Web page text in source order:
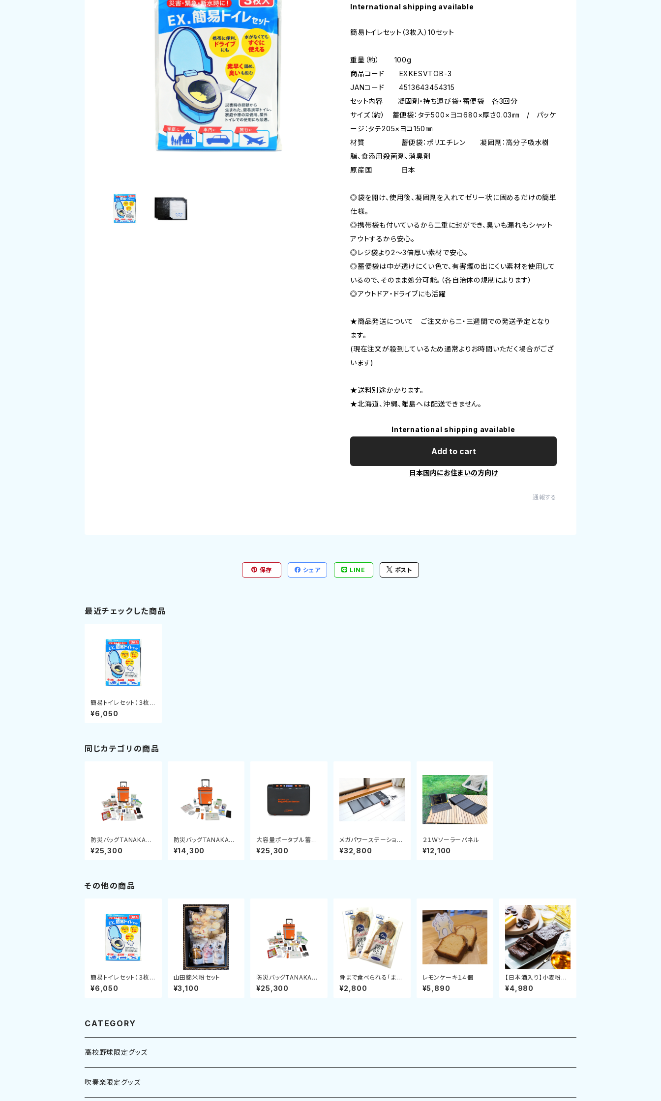
International shipping available
簡易トイレセット（3枚入）10セット
重量（約） 100g
商品コード EXKESVTOB-3
JANコード 4513643454315
セット内容 凝固剤・持ち運び袋・蓄便袋 各3回分
サイズ（約） 蓄便袋：タテ500×ヨコ680×厚さ0.03㎜ / パッケ
ージ：タテ205×ヨコ150㎜
材質 蓄便袋：ポリエチレン 凝固剤：高分子吸水樹
脂、食添用殺菌剤、消臭剤
原産国 日本
◎袋を開け、使用後、凝固剤を入れてゼリー状に固めるだけの簡単
仕様。
◎携帯袋も付いているから二重に封ができ、臭いも漏れもシャット
アウトするから安心。
◎レジ袋より2～3倍厚い素材で安心。
◎蓄便袋は中が透けにくい色で、有害煙の出にくい素材を使用して
いるので、そのまま処分可能。（各自治体の規制によります）
◎アウトドア・ドライブにも活躍
★商品発送について ご注文からニ・三週間での発送予定となり
ます。
(現在注文が殺到しているため通常よりお時間いただく場合がござ
います)
★送料別途かかります。
★北海道、沖縄、離島へは配送できません。
International shipping available
Add to cart
日本国内にお住まいの方向け
通報する
保存 シェア LINE ポスト
最近チェックした商品
簡易トイレセット（３枚入
り）１０セット
¥6,050
同じカテゴリの商品
防災バッグTANAKA防
災士ブラザーズモデル
【M】アドバンス
¥25,300
防災バッグTANAKA防
災士ブラザーズモデル
【S】プレミアム
¥14,300
大容量ポータブル蓄電
池「メガパワーステーシ
ョン」
¥25,300
メガパワーステーション
+２１Wソーラーパネル
¥32,800
２１Wソーラーパネル
¥12,100
その他の商品
簡易トイレセット（３枚入
り）１０セット
¥6,050
山田錦米粉セット
¥3,100
防災バッグTANAKA防
災士ブラザーズモデル
【M】アドバンス
¥25,300
骨まで食べられる「まる
とっと」お試しセット
¥2,800
レモンケーキ１４個
¥5,890
【日本酒入り】小麦粉不
使用！ グルテンフリーの
ガトーショコラ
¥4,980
CATEGORY
高校野球限定グッズ
吹奏楽限定グッズ